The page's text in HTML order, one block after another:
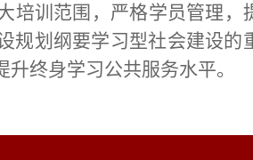
培训范围，严格学员管理
规划纲要学习型社会建设
终身学习公共服务水平。